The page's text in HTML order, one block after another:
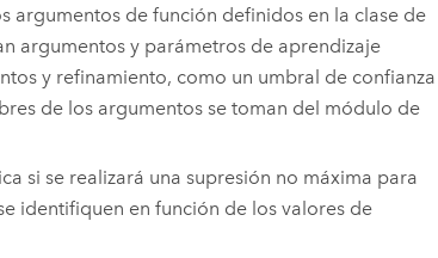
argumentos de función definidos en la clase de
argumentos y parámetros de aprendizaje
y refinamiento, como un umbral de confianza
de los argumentos se toman del módulo de
si se realizará una supresión no máxima para
identifiquen en función de los valores de